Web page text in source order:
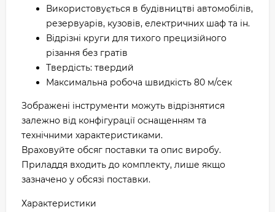
Використовується в будівництві автомобілів,
резервуарів, кузовів, електричних шаф та ін.
Відрізні круги для тихого прецизійного
різання без гратів
Твердість: твердий
Максимальна робоча швидкість 80 м/сек
Зображені інструменти можуть відрізнятися
залежно від конфігурації оснащенням та
технічними характеристиками.
Враховуйте обсяг поставки та опис виробу.
Приладдя входить до комплекту, лише якщо
зазначено у обсязі поставки.
Характеристики